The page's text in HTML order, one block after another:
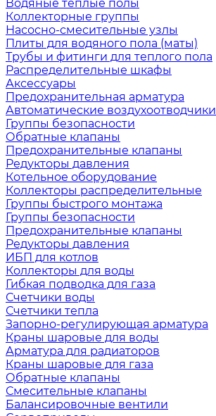
Водяные тёплые полы
Коллекторные группы
Насосно-смесительные узлы
Плиты для водяного пола (маты)
Трубы и фитинги для теплого пола
Распределительные шкафы
Аксессуары
Предохранительная арматура
Автоматические воздухоотводчики
Группы безопасности
Обратные клапаны
Предохранительные клапаны
Редукторы давления
Котельное оборудование
Коллекторы распределительные
Группы быстрого монтажа
Группы безопасности
Предохранительные клапаны
Редукторы давления
ИБП для котлов
Коллекторы для воды
Гибкая подводка для газа
Счетчики воды
Счетчики тепла
Запорно-регулирующая арматура
Краны шаровые для воды
Арматура для радиаторов
Краны шаровые для газа
Обратные клапаны
Смесительные клапаны
Балансировочные вентили